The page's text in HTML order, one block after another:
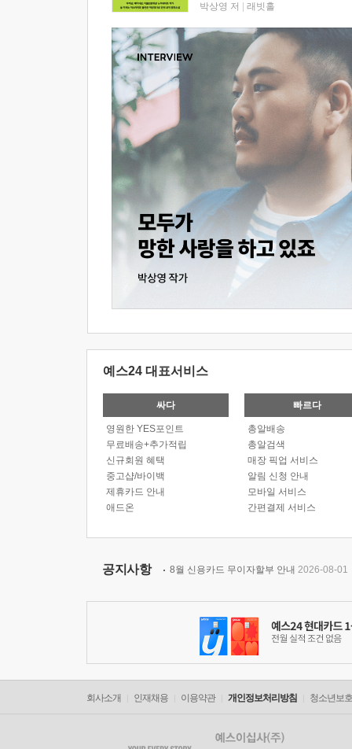
박상영 저 래빗홀
예스24 대표서비스
싸다
영원한 YES포인트
무료배송+추가적립
신규회원 혜택
중고샵/바이백
제휴카드 안내
애드온
빠르다
총알배송
총알검색
매장 픽업 서비스
알림 신청 안내
모바일 서비스
간편결제 서비스
공지사항 8월 신용카드 무이자할부 안내 2026-08-01
회사소개 인재채용 이용약관 개인정보처리방침 청소년보